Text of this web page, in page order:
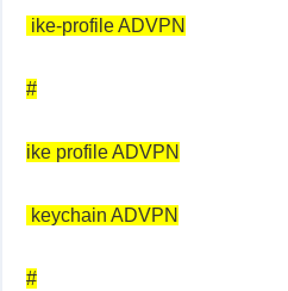
ike-profile ADVPN
#
ike profile ADVPN
keychain ADVPN
#